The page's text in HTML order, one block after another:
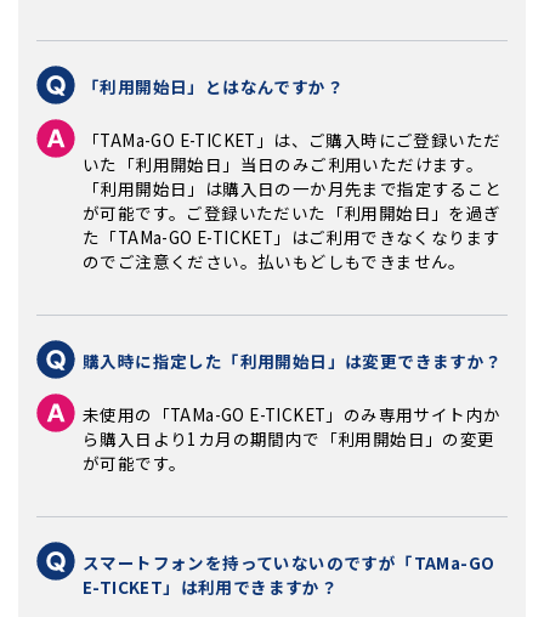
「利用開始日」とはなんですか？
「TAMa-GO E-TICKET」は、ご購入時にご登録いただ
いた「利用開始日」当日のみご利用いただけます。
「利用開始日」は購入日の一か月先まで指定すること
が可能です。ご登録いただいた「利用開始日」を過ぎ
た「TAMa-GO E-TICKET」はご利用できなくなります
のでご注意ください。払いもどしもできません。
購入時に指定した「利用開始日」は変更できますか？
未使用の「TAMa-GO E-TICKET」のみ専用サイト内か
ら購入日より1カ月の期間内で「利用開始日」の変更
が可能です。
スマートフォンを持っていないのですが「TAMa-GO
E-TICKET」は利用できますか？